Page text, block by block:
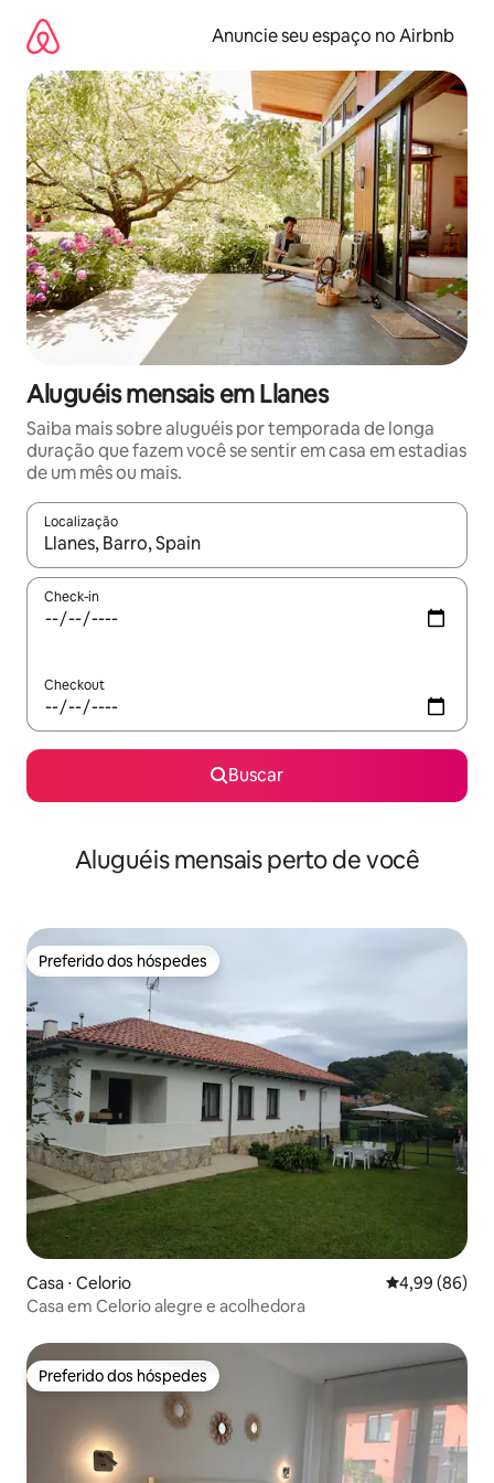
para
conteúdo
Anuncie seu espaço no Airbnb
Aluguéis mensais em Llanes
Saiba mais sobre aluguéis por temporada de longa
duração que fazem você se sentir em casa em estadias
de um mês ou mais.
Localização
Quando os resultados estiverem disponíveis, explore-os
Check-in
Checkout
Buscar
Aluguéis mensais perto de você
Preferido dos hóspedes
Preferido dos hóspedes
Casa ⋅ Celorio 4,99 de uma
4,99 (86)
Casa em Celorio alegre e acolhedora
Preferido dos hóspedes
Preferido dos hóspedes